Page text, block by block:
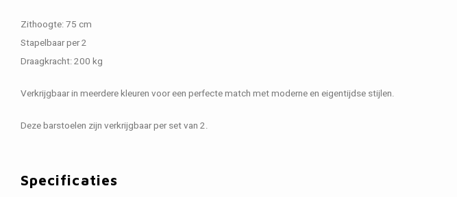
Zithoogte: 75 cm
Stapelbaar per 2
Draagkracht: 200 kg
Verkrijgbaar in meerdere kleuren voor een perfecte match met moderne en eigentijdse stijlen.
Deze barstoelen zijn verkrijgbaar per set van 2.
Specificaties